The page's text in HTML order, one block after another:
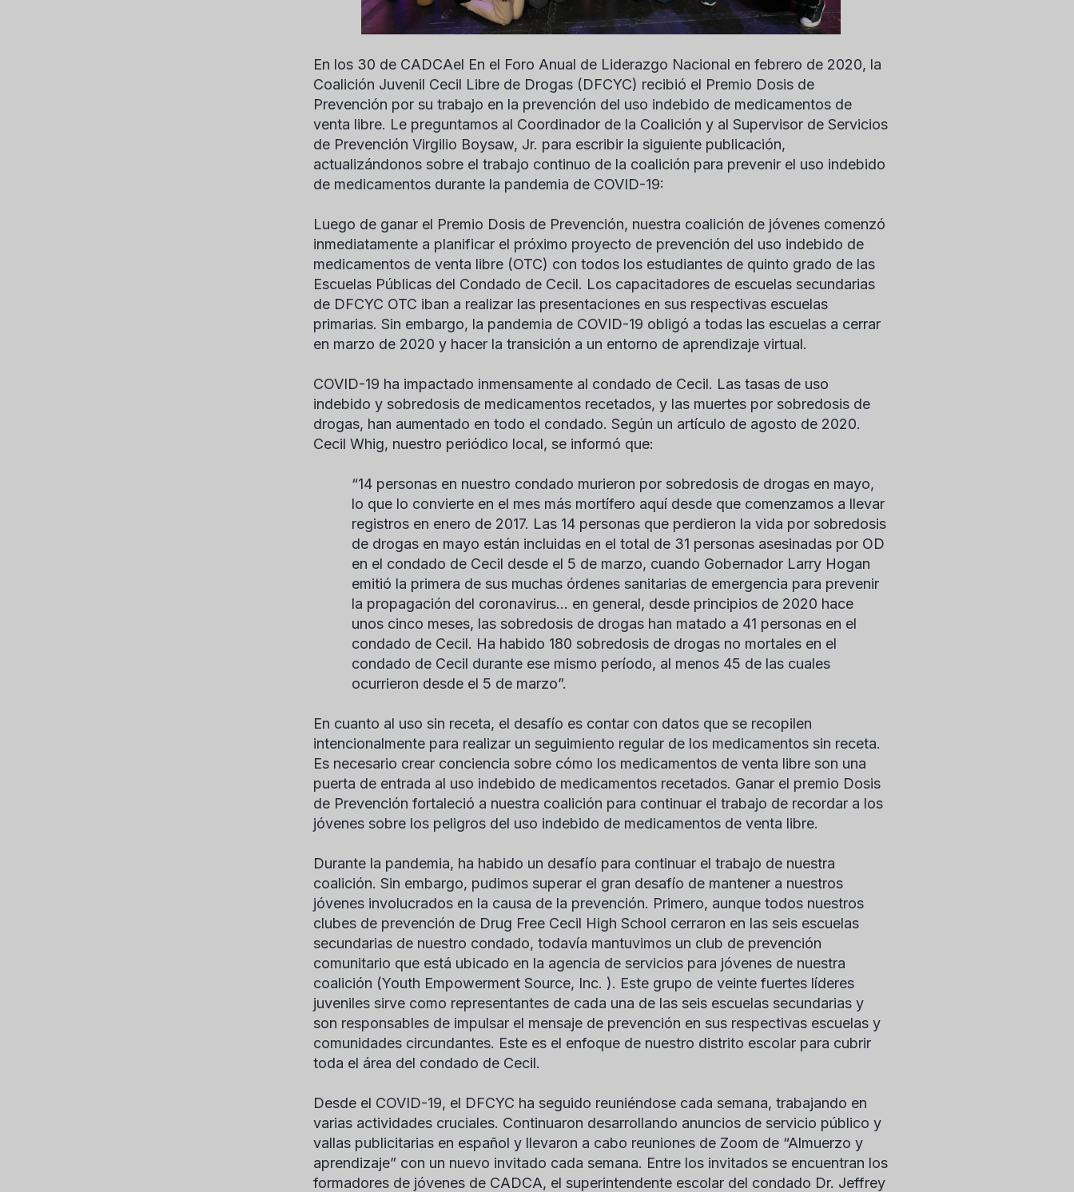
En los 30 de CADCAel En el Foro Anual de Liderazgo Nacional en febrero de 2020, la
Coalición Juvenil Cecil Libre de Drogas (DFCYC) recibió el Premio Dosis de
Prevención por su trabajo en la prevención del uso indebido de medicamentos de
venta libre. Le preguntamos al Coordinador de la Coalición y al Supervisor de Servicios
de Prevención Virgilio Boysaw, Jr. para escribir la siguiente publicación,
actualizándonos sobre el trabajo continuo de la coalición para prevenir el uso indebido
de medicamentos durante la pandemia de COVID-19:
Luego de ganar el Premio Dosis de Prevención, nuestra coalición de jóvenes comenzó
inmediatamente a planificar el próximo proyecto de prevención del uso indebido de
medicamentos de venta libre (OTC) con todos los estudiantes de quinto grado de las
Escuelas Públicas del Condado de Cecil. Los capacitadores de escuelas secundarias
de DFCYC OTC iban a realizar las presentaciones en sus respectivas escuelas
primarias. Sin embargo, la pandemia de COVID-19 obligó a todas las escuelas a cerrar
en marzo de 2020 y hacer la transición a un entorno de aprendizaje virtual.
COVID-19 ha impactado inmensamente al condado de Cecil. Las tasas de uso
indebido y sobredosis de medicamentos recetados, y las muertes por sobredosis de
drogas, han aumentado en todo el condado. Según un artículo de agosto de 2020.
Cecil Whig, nuestro periódico local, se informó que:
“14 personas en nuestro condado murieron por sobredosis de drogas en mayo,
lo que lo convierte en el mes más mortífero aquí desde que comenzamos a llevar
registros en enero de 2017. Las 14 personas que perdieron la vida por sobredosis
de drogas en mayo están incluidas en el total de 31 personas asesinadas por OD
en el condado de Cecil desde el 5 de marzo, cuando Gobernador Larry Hogan
emitió la primera de sus muchas órdenes sanitarias de emergencia para prevenir
la propagación del coronavirus... en general, desde principios de 2020 hace
unos cinco meses, las sobredosis de drogas han matado a 41 personas en el
condado de Cecil. Ha habido 180 sobredosis de drogas no mortales en el
condado de Cecil durante ese mismo período, al menos 45 de las cuales
ocurrieron desde el 5 de marzo”.
En cuanto al uso sin receta, el desafío es contar con datos que se recopilen
intencionalmente para realizar un seguimiento regular de los medicamentos sin receta.
Es necesario crear conciencia sobre cómo los medicamentos de venta libre son una
puerta de entrada al uso indebido de medicamentos recetados. Ganar el premio Dosis
de Prevención fortaleció a nuestra coalición para continuar el trabajo de recordar a los
jóvenes sobre los peligros del uso indebido de medicamentos de venta libre.
Durante la pandemia, ha habido un desafío para continuar el trabajo de nuestra
coalición. Sin embargo, pudimos superar el gran desafío de mantener a nuestros
jóvenes involucrados en la causa de la prevención. Primero, aunque todos nuestros
clubes de prevención de Drug Free Cecil High School cerraron en las seis escuelas
secundarias de nuestro condado, todavía mantuvimos un club de prevención
comunitario que está ubicado en la agencia de servicios para jóvenes de nuestra
coalición (Youth Empowerment Source, Inc. ). Este grupo de veinte fuertes líderes
juveniles sirve como representantes de cada una de las seis escuelas secundarias y
son responsables de impulsar el mensaje de prevención en sus respectivas escuelas y
comunidades circundantes. Este es el enfoque de nuestro distrito escolar para cubrir
toda el área del condado de Cecil.
Desde el COVID-19, el DFCYC ha seguido reuniéndose cada semana, trabajando en
varias actividades cruciales. Continuaron desarrollando anuncios de servicio público y
vallas publicitarias en español y llevaron a cabo reuniones de Zoom de “Almuerzo y
aprendizaje” con un nuevo invitado cada semana. Entre los invitados se encuentran los
formadores de jóvenes de CADCA, el superintendente escolar del condado Dr. Jeffrey